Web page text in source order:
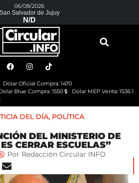
06/08/2026
San Salvador de Jujuy
N/D
Dolar Oficial Compra: 1470
Blue Compra: 1550
Dolar MEP Venta: 1536.1
DEL DÍA, POLÍTICA
DEL MINISTERIO DE
CERRAR ESCUELAS”
Por Redacción Circular INFO